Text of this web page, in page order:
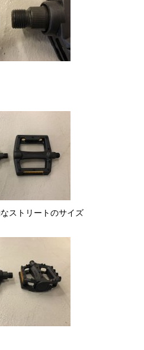
ストリートのサイズ